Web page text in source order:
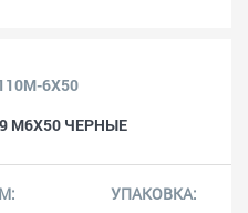
6X50
M6X50 ЧЕРНЫЕ